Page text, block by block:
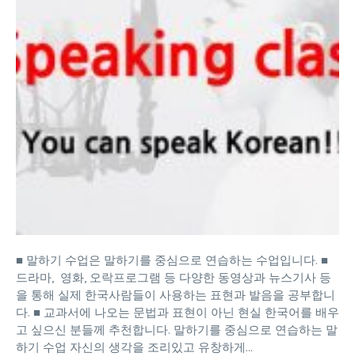
■ 말하기 수업은 말하기를 중심으로 연습하는 수업입니다. ■
드라마, 영화, 오락프로그램 등 다양한 동영상과 뉴스기사 등
을 통해 실제 한국사람들이 사용하는 표현과 발음을 공부합니
다. ■ 교과서에 나오는 문법과 표현이 아닌 현실 한국어를 배우
고 싶으신 분들께 추천합니다. 말하기를 중심으로 연습하는 말
하기 수업 자신의 생각을 조리있고 유창하게…